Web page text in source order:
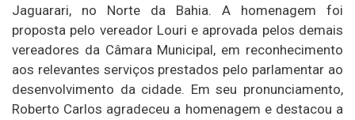
Jaguarari, no Norte da Bahia. A homenagem foi
proposta pelo vereador Louri e aprovada pelos demais
vereadores da Câmara Municipal, em reconhecimento
aos relevantes serviços prestados pelo parlamentar ao
desenvolvimento da cidade. Em seu pronunciamento,
Roberto Carlos agradeceu a homenagem e destacou a